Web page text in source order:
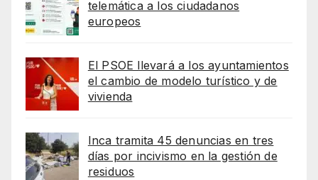
telemática a los ciudadanos
europeos
El PSOE llevará a los ayuntamientos
el cambio de modelo turístico y de
vivienda
Inca tramita 45 denuncias en tres
días por incivismo en la gestión de
residuos